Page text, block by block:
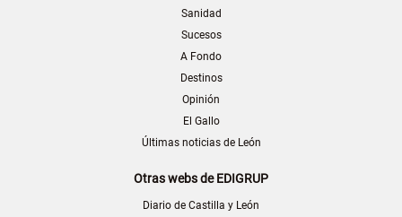
Sanidad
Sucesos
A Fondo
Destinos
Opinión
El Gallo
Últimas noticias de León
Otras webs de EDIGRUP
Diario de Castilla y León